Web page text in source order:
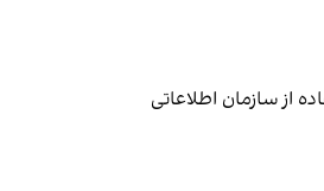
از سازمان اطلاعاتی